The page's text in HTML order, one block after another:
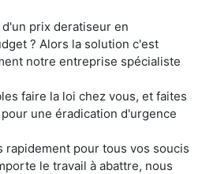
prix deratiseur en
? Alors la solution c'est
notre entreprise spécialiste
faire la loi chez vous, et faites
une éradication d'urgence
rapidement pour tous vos soucis
le travail à abattre, nous